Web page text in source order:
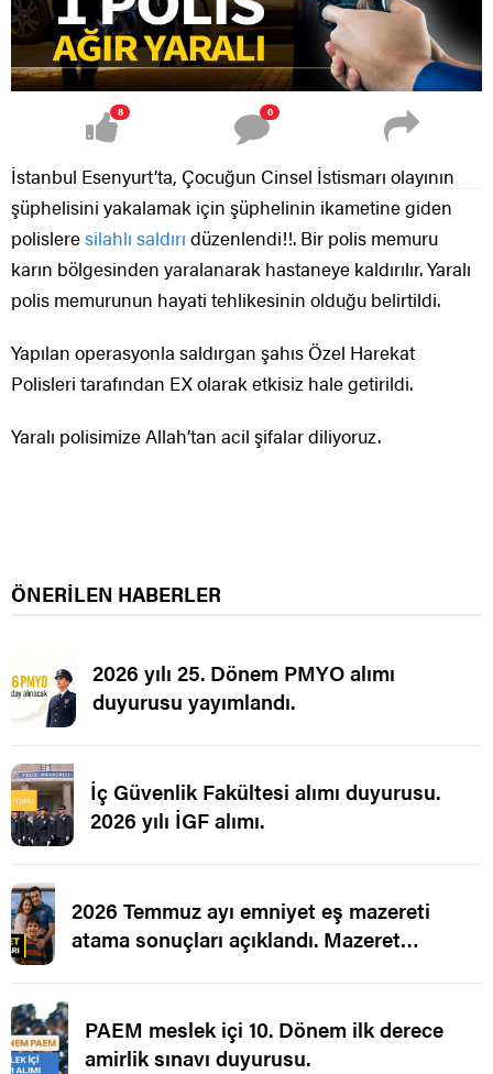
8 0
İstanbul Esenyurt’ta, Çocuğun Cinsel İstismarı olayının
şüphelisini yakalamak için şüphelinin ikametine giden
polisleresilahlı saldırı düzenlendi!!. Bir polis memuru
karın bölgesinden yaralanarak hastaneye kaldırılır. Yaralı
polis memurunun hayati tehlikesinin olduğu belirtildi.
Yapılan operasyonla saldırgan şahıs Özel Harekat
Polisleri tarafından EX olarak etkisiz hale getirildi.
Yaralı polisimize Allah’tan acil şifalar diliyoruz.
ÖNERİLEN HABERLER
2026 yılı 25. Dönem PMYO alımı
duyurusu yayımlandı.
İç Güvenlik Fakültesi alımı duyurusu.
2026 yılı İGF alımı.
2026 Temmuz ayı emniyet eş mazereti
atama sonuçları açıklandı. Mazeret
PAEM meslek içi 10. Dönem ilk derece
amirlik sınavı duyurusu.